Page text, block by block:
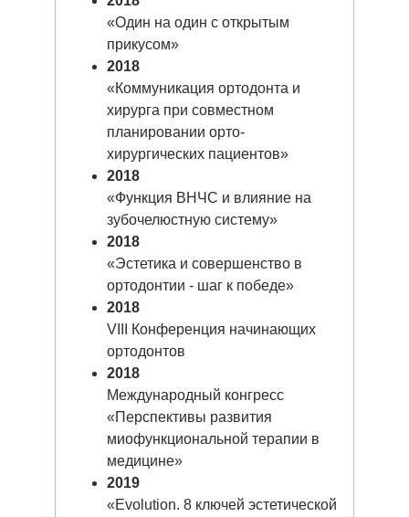
«Один на один с открытым
прикусом»
2018
«Коммуникация ортодонта и
хирурга при совместном
планировании орто-
хирургических пациентов»
2018
«Функция ВНЧС и влияние на
зубочелюстную систему»
2018
«Эстетика и совершенство в
ортодонтии - шаг к победе»
2018
VIII Конференция начинающих
ортодонтов
2018
Международный конгресс
«Перспективы развития
миофункциональной терапии в
медицине»
2019
«Evolution. 8 ключей эстетической